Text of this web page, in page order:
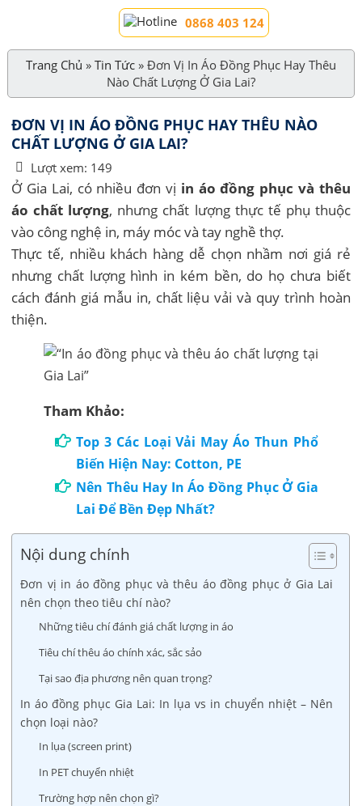
0868 403 124
Trang Chủ » Tin Tức» Đơn Vị In Áo Đồng Phục Hay Thêu
Nào Chất Lượng Ở Gia Lai?
ĐƠN VỊ IN ÁO ĐỒNG PHỤC HAY THÊU NÀO
CHẤT LƯỢNG Ở GIA LAI?
Lượt xem: 149
Ở Gia Lai, có nhiều đơn vị in áo đồng phục và thêu
áo chất lượng, nhưng chất lượng thực tế phụ thuộc
vào công nghệ in, máy móc và tay nghề thợ.
Thực tế, nhiều khách hàng dễ chọn nhầm nơi giá rẻ
nhưng chất lượng hình in kém bền, do họ chưa biết
cách đánh giá mẫu in, chất liệu vải và quy trình hoàn
thiện.
Tham Khảo:
Top 3 Các Loại Vải May Áo Thun Phổ
Biến Hiện Nay: Cotton, PE
Nên Thêu Hay In Áo Đồng Phục Ở Gia
Lai Để Bền Đẹp Nhất?
Nội dung chính
Đơn vị in áo đồng phục và thêu áo đồng phục ở Gia Lai
nên chọn theo tiêu chí nào?
Những tiêu chí đánh giá chất lượng in áo
Tiêu chí thêu áo chính xác, sắc sảo
Tại sao địa phương nên quan trọng?
In áo đồng phục Gia Lai: In lụa vs in chuyển nhiệt – Nên
chọn loại nào?
In lụa (screen print)
In PET chuyển nhiệt
Trường hợp nên chọn gì?